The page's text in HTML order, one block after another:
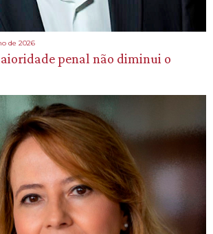
de 2026
penal não diminui o